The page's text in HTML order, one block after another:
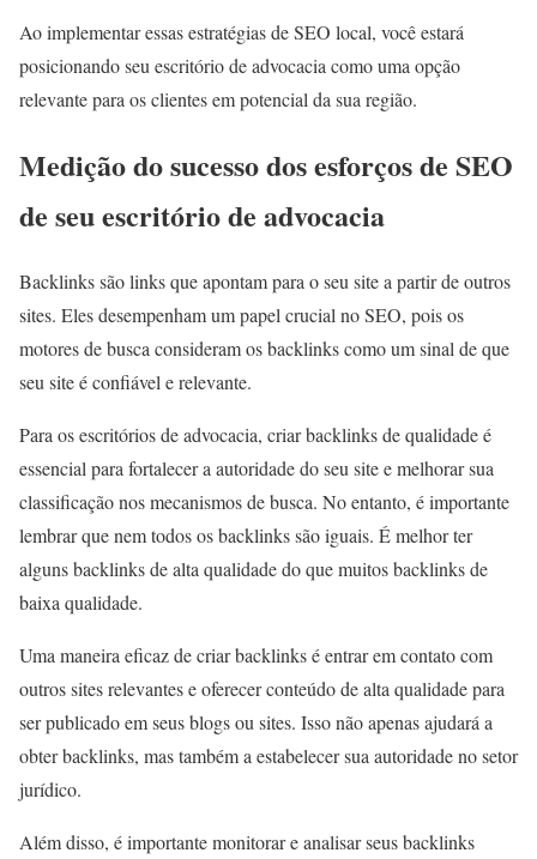
Ao implementar essas estratégias de SEO local, você estará
posicionando seu escritório de advocacia como uma opção
relevante para os clientes em potencial da sua região.
Medição do sucesso dos esforços de SEO
de seu escritório de advocacia
Backlinks são links que apontam para o seu site a partir de outros
sites. Eles desempenham um papel crucial no SEO, pois os
motores de busca consideram os backlinks como um sinal de que
seu site é confiável e relevante.
Para os escritórios de advocacia, criar backlinks de qualidade é
essencial para fortalecer a autoridade do seu site e melhorar sua
classificação nos mecanismos de busca. No entanto, é importante
lembrar que nem todos os backlinks são iguais. É melhor ter
alguns backlinks de alta qualidade do que muitos backlinks de
baixa qualidade.
Uma maneira eficaz de criar backlinks é entrar em contato com
outros sites relevantes e oferecer conteúdo de alta qualidade para
ser publicado em seus blogs ou sites. Isso não apenas ajudará a
obter backlinks, mas também a estabelecer sua autoridade no setor
jurídico.
Além disso, é importante monitorar e analisar seus backlinks